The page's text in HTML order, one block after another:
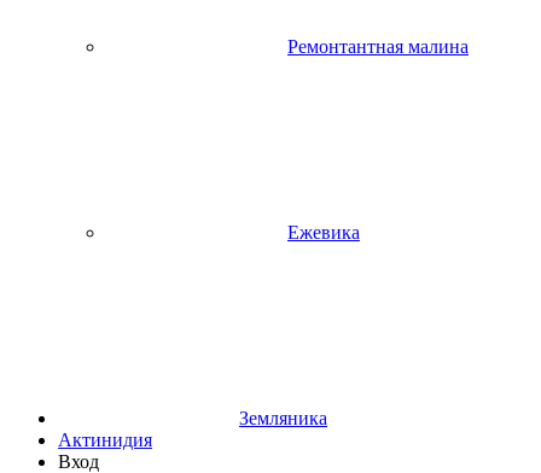
Ремонтантная малина
Ежевика
Земляника
Актинидия
Вход